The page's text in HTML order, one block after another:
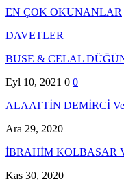
EN ÇOK OKUNANLAR
DAVETLER
BUSE & CELAL
Eyl 10, 2021 0 0
ALAATTİN DEMİRCİ
Ara 29, 2020
İBRAHİM KOLBASAR
Kas 30, 2020